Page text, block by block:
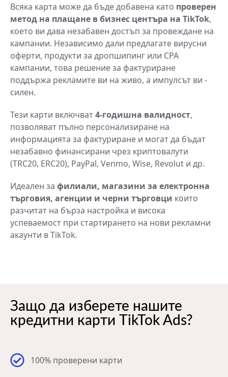
Всяка карта може да бъде добавена като проверен
метод на плащане в бизнес центъра на TikTok,
което ви дава незабавен достъп за провеждане на
кампании. Независимо дали предлагате вирусни
оферти, продукти за дропшипинг или CPA
кампании, това решение за фактуриране
поддържа рекламите ви на живо, а импулсът ви -
силен.
Тези карти включват4-годишна валидност,
позволяват пълно персонализиране на
информацията за фактуриране и могат да бъдат
незабавно финансирани чрез криптовалути
(TRC20, ERC20), PayPal, Venmo, Wise, Revolut и др.
Идеален за филиали, магазини за електронна
търговия, агенции и черни търговци които
разчитат на бърза настройка и висока
успеваемост при стартирането на нови рекламни
акаунти в TikTok.
Защо да изберете нашите
кредитни карти TikTok Ads?
100% проверени карти